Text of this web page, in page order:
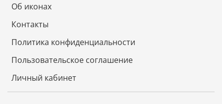
Об иконах
Контакты
Политика конфиденциальности
Пользовательское соглашение
Личный кабинет